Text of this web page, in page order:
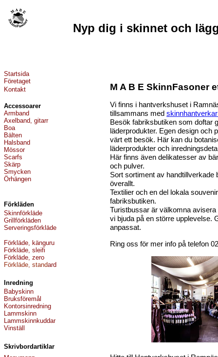
Nyp dig i skinnet och
Startsida
Företaget
Kontakt
Accessoarer
Armband
Axelband, gitarr
Boa
Bälten
Halsband
Mössor
Scarfs
Skärp
Smycken
Örhängen
Förkläden
Skinnförkläde
Grillförkläden
Serveringsförkläde
Förkläde, känguru
Förkläde, sleifi
Förkläde, zero
Förkläde, standard
Inredning
Babyskinn
Bruksföremål
Kontorsinredning
Lammskinn
Lammskinnkuddar
Vinställ
Skrivbordartiklar
M A B E SkinnFasoner
Vi finns i hantverkshuset i
tillsammans med
Besök fabriksbutiken som doftar
läderprodukter. Egen design och
värt ett besök. Här kan du
läderprodukter och
Här finns även delikatesser av
och pulver.
Sort sortiment av handtillverkade
överallt.
Textilier och en del lokala
fabriksbutiken.
Turistbussar är välkomna
vi bjuda på en större upplevelse.
anpassat.
Ring oss för mer info på telefon